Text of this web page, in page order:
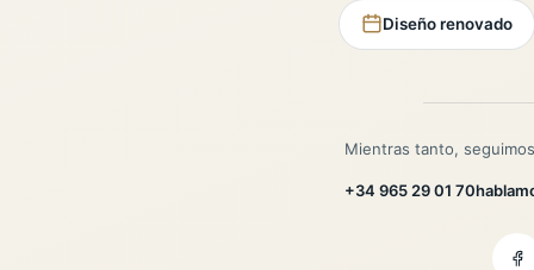
Diseño renovado
Mientras tanto,
+34 965 29 01 70